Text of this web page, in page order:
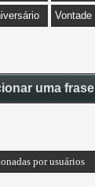
Vontade
uma frase
por usuários